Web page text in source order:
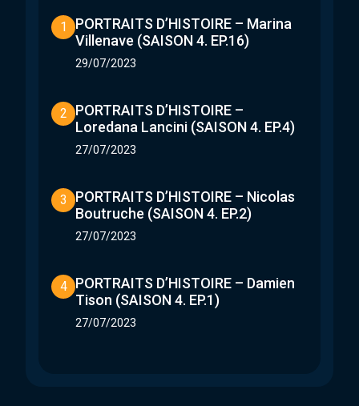
1
PORTRAITS D’HISTOIRE – Marina
Villenave (SAISON 4. EP.16)
29/07/2023
2
PORTRAITS D’HISTOIRE –
Loredana Lancini (SAISON 4. EP.4)
27/07/2023
3
PORTRAITS D’HISTOIRE – Nicolas
Boutruche (SAISON 4. EP.2)
27/07/2023
4 PORTRAITS D’HISTOIRE – Damien
Tison (SAISON 4. EP.1)
27/07/2023